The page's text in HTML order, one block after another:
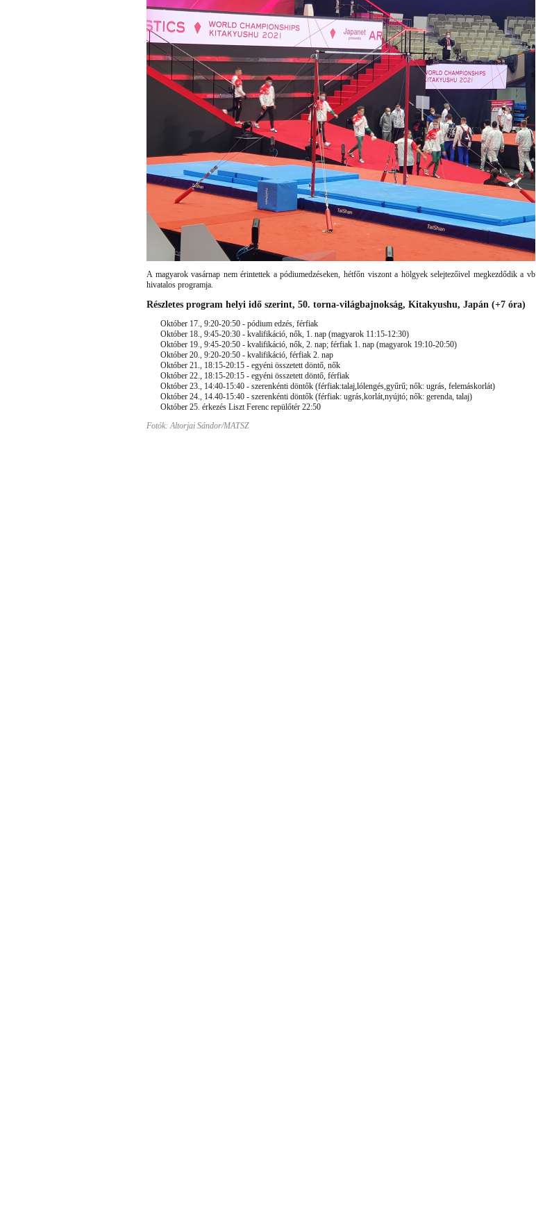
A magyarok vasárnap nem érintettek a pódiumedzéseken, hétfőn viszont a hölgyek selejtezőivel megkezdődik a vb
hivatalos programja.
Részletes program helyi idő szerint, 50. torna-világbajnokság, Kitakyushu, Japán (+7 óra)
Október 17., 9:20-20:50 - pódium edzés, férfiak
Október 18., 9:45-20:30 - kvalifikáció, nők, 1. nap (magyarok 11:15-12:30)
Október 19., 9:45-20:50 - kvalifikáció, nők, 2. nap; férfiak 1. nap (magyarok 19:10-20:50)
Október 20., 9:20-20:50 - kvalifikáció, férfiak 2. nap
Október 21., 18:15-20:15 - egyéni összetett döntő, nők
Október 22., 18:15-20:15 - egyéni összetett döntő, férfiak
Október 23., 14:40-15:40 - szerenkénti döntők (férfiak:talaj,lólengés,gyűrű; nők: ugrás, felemáskorlát)
Október 24., 14.40-15:40 - szerenkénti döntők (férfiak: ugrás,korlát,nyújtó; nők: gerenda, talaj)
Október 25. érkezés Liszt Ferenc repülőtér 22:50
Fotók: Altorjai Sándor/MATSZ